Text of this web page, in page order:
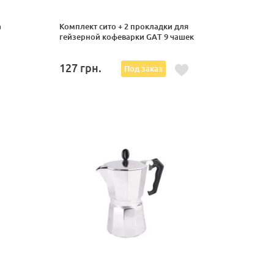
Комплект сито + 2 прокладки для
гейзерной кофеварки GAT 9 чашек
127 грн. Под заказ